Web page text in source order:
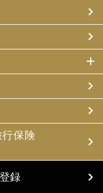
保険
録